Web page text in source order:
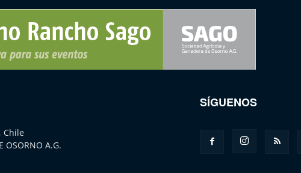
Chile
OSORNO A.G.
SÍGUENOS